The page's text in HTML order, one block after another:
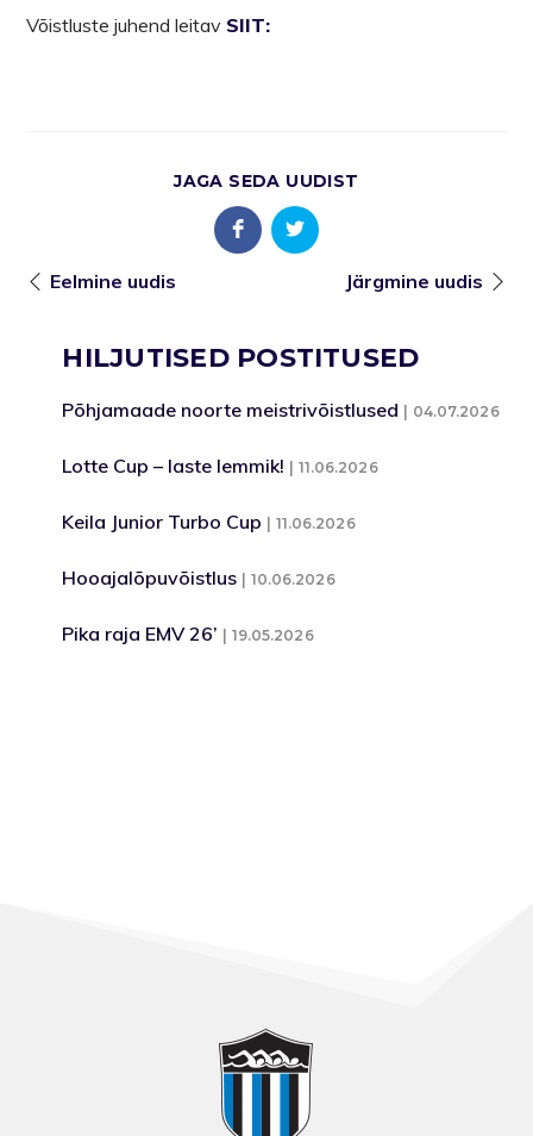
Võistluste juhend leitav SIIT:
JAGA SEDA UUDIST
Eelmine uudis Järgmine uudis
HILJUTISED POSTITUSED
Põhjamaade noorte meistrivõistlused 04.07.2026
Lotte Cup – laste lemmik! 11.06.2026
Keila Junior Turbo Cup 11.06.2026
Hooajalõpuvõistlus 10.06.2026
Pika raja EMV 26’ 19.05.2026